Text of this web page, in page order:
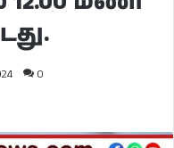
0